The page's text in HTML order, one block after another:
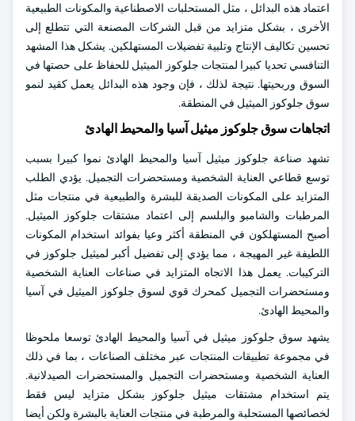
اعتماد هذه البدائل ، مثل المستحلبات الاصطناعية والمكونات الطبيعية
الأخرى ، بشكل متزايد من قبل الشركات المصنعة التي تتطلع إلى
تحسين تكاليف الإنتاج وتلبية تفضيلات المستهلكين. يشكل هذا المشهد
التنافسي تحديا كبيرا لمنتجات جلوكوز الميثيل للحفاظ على حصتها في
السوق وربحيتها. نتيجة لذلك ، فإن وجود هذه البدائل يعمل كقيد لنمو
سوق جلوكوز الميثيل في المنطقة.
اتجاهات سوق جلوكوز ميثيل آسيا والمحيط الهادئ
تشهد صناعة جلوكوز ميثيل آسيا والمحيط الهادئ نموا كبيرا بسبب
توسع قطاعي العناية الشخصية ومستحضرات التجميل. يؤدي الطلب
المتزايد على المكونات الصديقة للبشرة والطبيعية في منتجات مثل
المرطبات والشامبو والبلسم إلى اعتماد مشتقات جلوكوز الميثيل.
أصبح المستهلكون في المنطقة أكثر وعيا بفوائد استخدام المكونات
اللطيفة غير المهيجة ، مما يؤدي إلى تفضيل أكبر لميثيل جلوكوز في
التركيبات. يعمل هذا الاتجاه المتزايد في صناعات العناية الشخصية
ومستحضرات التجميل كمحرك قوي لسوق جلوكوز الميثيل في آسيا
والمحيط الهادئ.
يشهد سوق جلوكوز ميثيل في آسيا والمحيط الهادئ توسعا ملحوظا
في مجموعة تطبيقات المنتجات عبر مختلف الصناعات ، بما في ذلك
العناية الشخصية ومستحضرات التجميل والمستحضرات الصيدلانية.
يتم استخدام مشتقات ميثيل جلوكوز بشكل متزايد ليس فقط
لخصائصها المستحلبة والمرطبة في منتجات العناية بالبشرة ولكن أيضا